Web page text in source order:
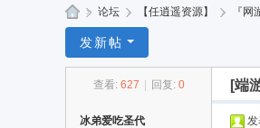
逍
» 论坛 › 【任逍遥资源】 › 『网
发新帖
查看: 627 回复: 0 [端
冰弟爱吃圣代